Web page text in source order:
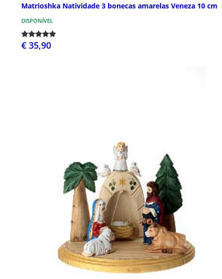
Matrioshka Natividade 3 bonecas amarelas Veneza 10 cm
DISPONÍVEL
€ 35,90